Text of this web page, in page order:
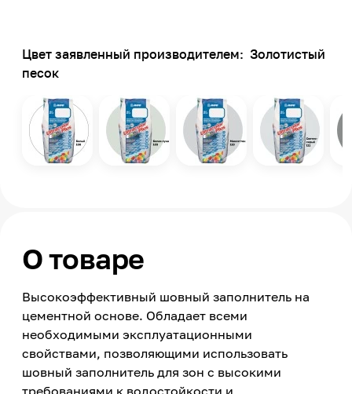
Цвет заявленный производителем: Золотистый
песок
О товаре
Высокоэффективный шовный заполнитель на
цементной основе. Обладает всеми
необходимыми эксплуатационными
свойствами, позволяющими использовать
шовный заполнитель для зон с высокими
требованиями к водостойкости и